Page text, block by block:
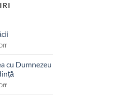
on
păcii
cu Dumnezeu
on